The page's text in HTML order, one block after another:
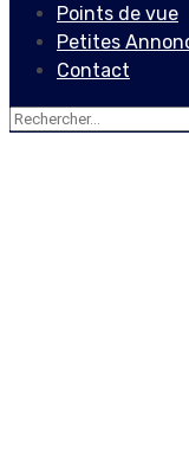
Points de vue
Petites
Contact
Rechercher :